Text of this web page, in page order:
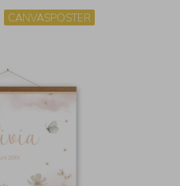
CANVASPOSTER